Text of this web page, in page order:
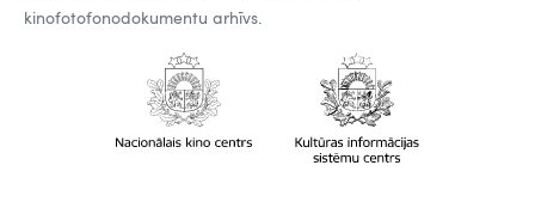
kinofotofonodokumentu arhīvs.